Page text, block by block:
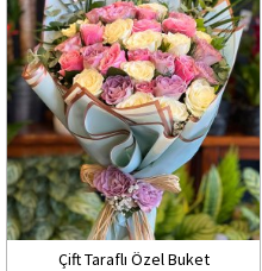
Çift Taraflı Özel Buket